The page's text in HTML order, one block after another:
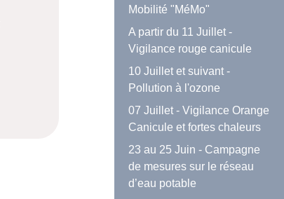
Mobilité "MéMo"
A partir du 11 Juillet -
Vigilance rouge canicule
10 Juillet et suivant -
Pollution à l'ozone
07 Juillet - Vigilance Orange
Canicule et fortes chaleurs
23 au 25 Juin - Campagne
de mesures sur le réseau
d’eau potable